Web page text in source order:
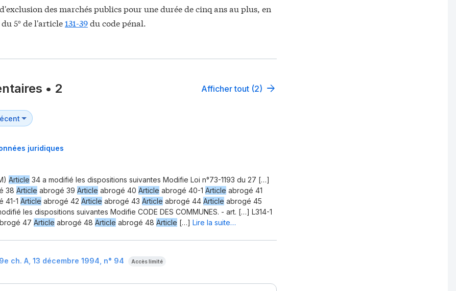
des marchés publics pour une durée de cinq ans au plus, en
5° de l'article131-39du code pénal.
• 2 Afficher tout (2)
juridiques
Article 34 a modifié les dispositions suivantes Modifie Loi n°73-1193 du 27 […]
38 Article abrogé 39 Article abrogé 40 Article abrogé 40-1 Article abrogé 41
41-1 Article abrogé 42 Article abrogé 43 Article abrogé 44 Article abrogé 45
les dispositions suivantes Modifie CODE DES COMMUNES. - art. […] L314-1
47 Article abrogé 48 Article abrogé 48 Article […] Lire la suite…
ch. A, 13 décembre 1994, n° 94 Accès limité